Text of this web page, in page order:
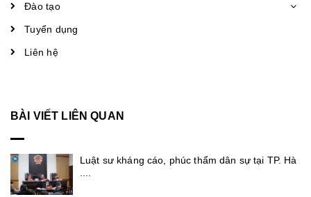
Đào tạo
Tuyển dụng
Liên hệ
BÀI VIẾT LIÊN QUAN
Luật sư kháng cáo, phúc thẩm dân sự tại TP. Hà